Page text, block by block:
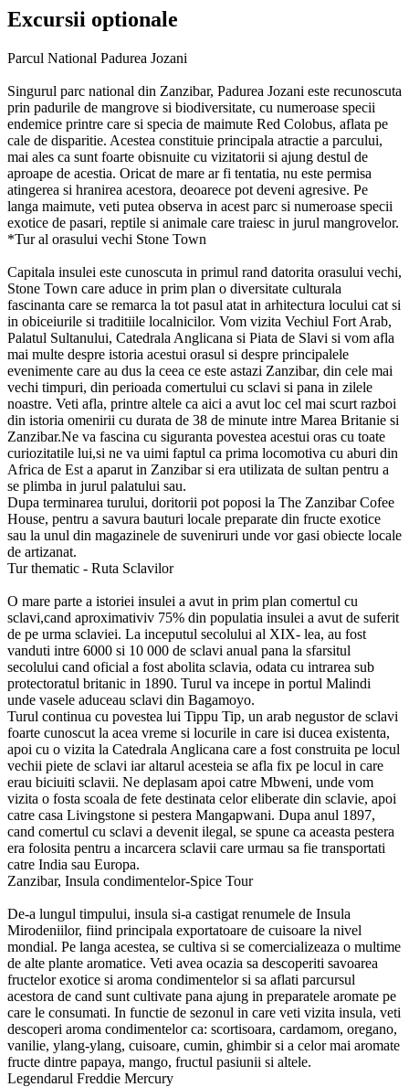
Excursii optionale
Parcul National Padurea Jozani
Singurul parc national din Zanzibar, Padurea Jozani este recunoscuta
prin padurile de mangrove si biodiversitate, cu numeroase specii
endemice printre care si specia de maimute Red Colobus, aflata pe
cale de disparitie. Acestea constituie principala atractie a parcului,
mai ales ca sunt foarte obisnuite cu vizitatorii si ajung destul de
aproape de acestia. Oricat de mare ar fi tentatia, nu este permisa
atingerea si hranirea acestora, deoarece pot deveni agresive. Pe
langa maimute, veti putea observa in acest parc si numeroase specii
exotice de pasari, reptile si animale care traiesc in jurul mangrovelor.
*Tur al orasului vechi Stone Town
Capitala insulei este cunoscuta in primul rand datorita orasului vechi,
Stone Town care aduce in prim plan o diversitate culturala
fascinanta care se remarca la tot pasul atat in arhitectura locului cat si
in obiceiurile si traditiile localnicilor. Vom vizita Vechiul Fort Arab,
Palatul Sultanului, Catedrala Anglicana si Piata de Slavi si vom afla
mai multe despre istoria acestui orasul si despre principalele
evenimente care au dus la ceea ce este astazi Zanzibar, din cele mai
vechi timpuri, din perioada comertului cu sclavi si pana in zilele
noastre. Veti afla, printre altele ca aici a avut loc cel mai scurt razboi
din istoria omenirii cu durata de 38 de minute intre Marea Britanie si
Zanzibar.Ne va fascina cu siguranta povestea acestui oras cu toate
curiozitatile lui,si ne va uimi faptul ca prima locomotiva cu aburi din
Africa de Est a aparut in Zanzibar si era utilizata de sultan pentru a
se plimba in jurul palatului sau.
Dupa terminarea turului, doritorii pot poposi la The Zanzibar Cofee
House, pentru a savura bauturi locale preparate din fructe exotice
sau la unul din magazinele de suveniruri unde vor gasi obiecte locale
de artizanat.
Tur thematic - Ruta Sclavilor
O mare parte a istoriei insulei a avut in prim plan comertul cu
sclavi,cand aproximativiv 75% din populatia insulei a avut de suferit
de pe urma sclaviei. La inceputul secolului al XIX- lea, au fost
vanduti intre 6000 si 10 000 de sclavi anual pana la sfarsitul
secolului cand oficial a fost abolita sclavia, odata cu intrarea sub
protectoratul britanic in 1890. Turul va incepe in portul Malindi
unde vasele aduceau sclavi din Bagamoyo.
Turul continua cu povestea lui Tippu Tip, un arab negustor de sclavi
foarte cunoscut la acea vreme si locurile in care isi ducea existenta,
apoi cu o vizita la Catedrala Anglicana care a fost construita pe locul
vechii piete de sclavi iar altarul acesteia se afla fix pe locul in care
erau biciuiti sclavii. Ne deplasam apoi catre Mbweni, unde vom
vizita o fosta scoala de fete destinata celor eliberate din sclavie, apoi
catre casa Livingstone si pestera Mangapwani. Dupa anul 1897,
cand comertul cu sclavi a devenit ilegal, se spune ca aceasta pestera
era folosita pentru a incarcera sclavii care urmau sa fie transportati
catre India sau Europa.
Zanzibar, Insula condimentelor-Spice Tour
De-a lungul timpului, insula si-a castigat renumele de Insula
Mirodeniilor, fiind principala exportatoare de cuisoare la nivel
mondial. Pe langa acestea, se cultiva si se comercializeaza o multime
de alte plante aromatice. Veti avea ocazia sa descoperiti savoarea
fructelor exotice si aroma condimentelor si sa aflati parcursul
acestora de cand sunt cultivate pana ajung in preparatele aromate pe
care le consumati. In functie de sezonul in care veti vizita insula, veti
descoperi aroma condimentelor ca: scortisoara, cardamom, oregano,
vanilie, ylang-ylang, cuisoare, cumin, ghimbir si a celor mai aromate
fructe dintre papaya, mango, fructul pasiunii si altele.
Legendarul Freddie Mercury